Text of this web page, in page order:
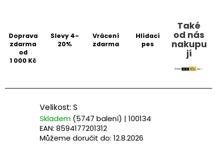
Doprava
zdarma
od
1 000 Kč
Slevy 4-
20%
Vrácení
zdarma
Hlídací
pes
Také
od nás
nakupu
jí
Velikost: S
Skladem (5747 balení) | 100134
EAN: 8594177201312
Můžeme doručit do: 12.8.2026